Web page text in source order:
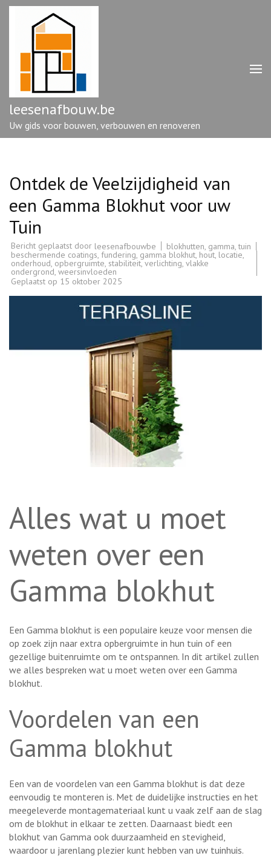
Ga
enter)
leesenafbouw.be
Uw gids voor bouwen, verbouwen en renoveren
Ontdek de Veelzijdigheid van
een Gamma Blokhut voor uw
Tuin
Bericht geplaatst door leesenafbouwbe blokhutten gamma ,tuin
beschermende coatings, fundering, gamma blokhut, hout, locatie,
onderhoud, opbergruimte, stabiliteit,verlichting, vlakke
ondergrond, weersinvloeden
Geplaatst op 15 oktober 2025
Alles wat u moet
weten over een
Gamma blokhut
Een Gamma blokhut is een populaire keuze voor mensen die
op zoek zijn naar extra opbergruimte in hun tuin of een
gezellige buitenruimte om te ontspannen. In dit artikel zullen
we alles bespreken wat u moet weten over een Gamma
blokhut.
Voordelen van een
Gamma blokhut
Een van de voordelen van een Gamma blokhut is dat deze
eenvoudig te monteren is. Met de duidelijke instructies en het
meegeleverde montagemateriaal kunt u vaak zelf aan de slag
om de blokhut in elkaar te zetten. Daarnaast biedt een
blokhut van Gamma ook duurzaamheid en stevigheid,
waardoor u jarenlang plezier kunt hebben van uw tuinhuis.